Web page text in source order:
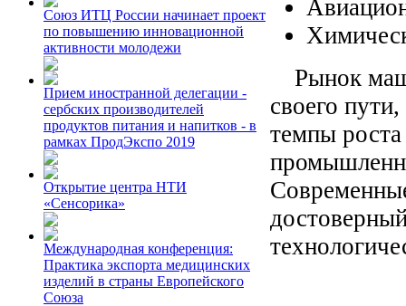
Союз ИТЦ России начинает проект
по повышению инновационной
активности молодежи
Прием иностранной делегации -
сербских производителей
продуктов питания и напитков - в
рамках ПродЭкспо 2019
Открытие центра НТИ
«Сенсорика»
Международная конференция:
Практика экспорта медицинских
изделий в страны Европейского
Союза
Рынок
своего
темпы